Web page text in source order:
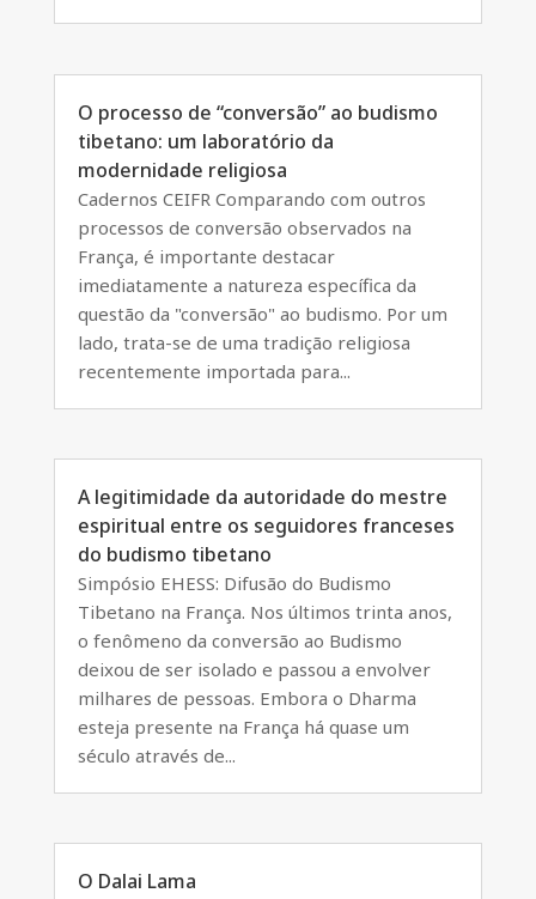
O processo de “conversão” ao budismo
tibetano: um laboratório da
modernidade religiosa
Cadernos CEIFR Comparando com outros
processos de conversão observados na
França, é importante destacar
imediatamente a natureza específica da
questão da "conversão" ao budismo. Por um
lado, trata-se de uma tradição religiosa
recentemente importada para...
A legitimidade da autoridade do mestre
espiritual entre os seguidores franceses
do budismo tibetano
Simpósio EHESS: Difusão do Budismo
Tibetano na França. Nos últimos trinta anos,
o fenômeno da conversão ao Budismo
deixou de ser isolado e passou a envolver
milhares de pessoas. Embora o Dharma
esteja presente na França há quase um
século através de...
O Dalai Lama